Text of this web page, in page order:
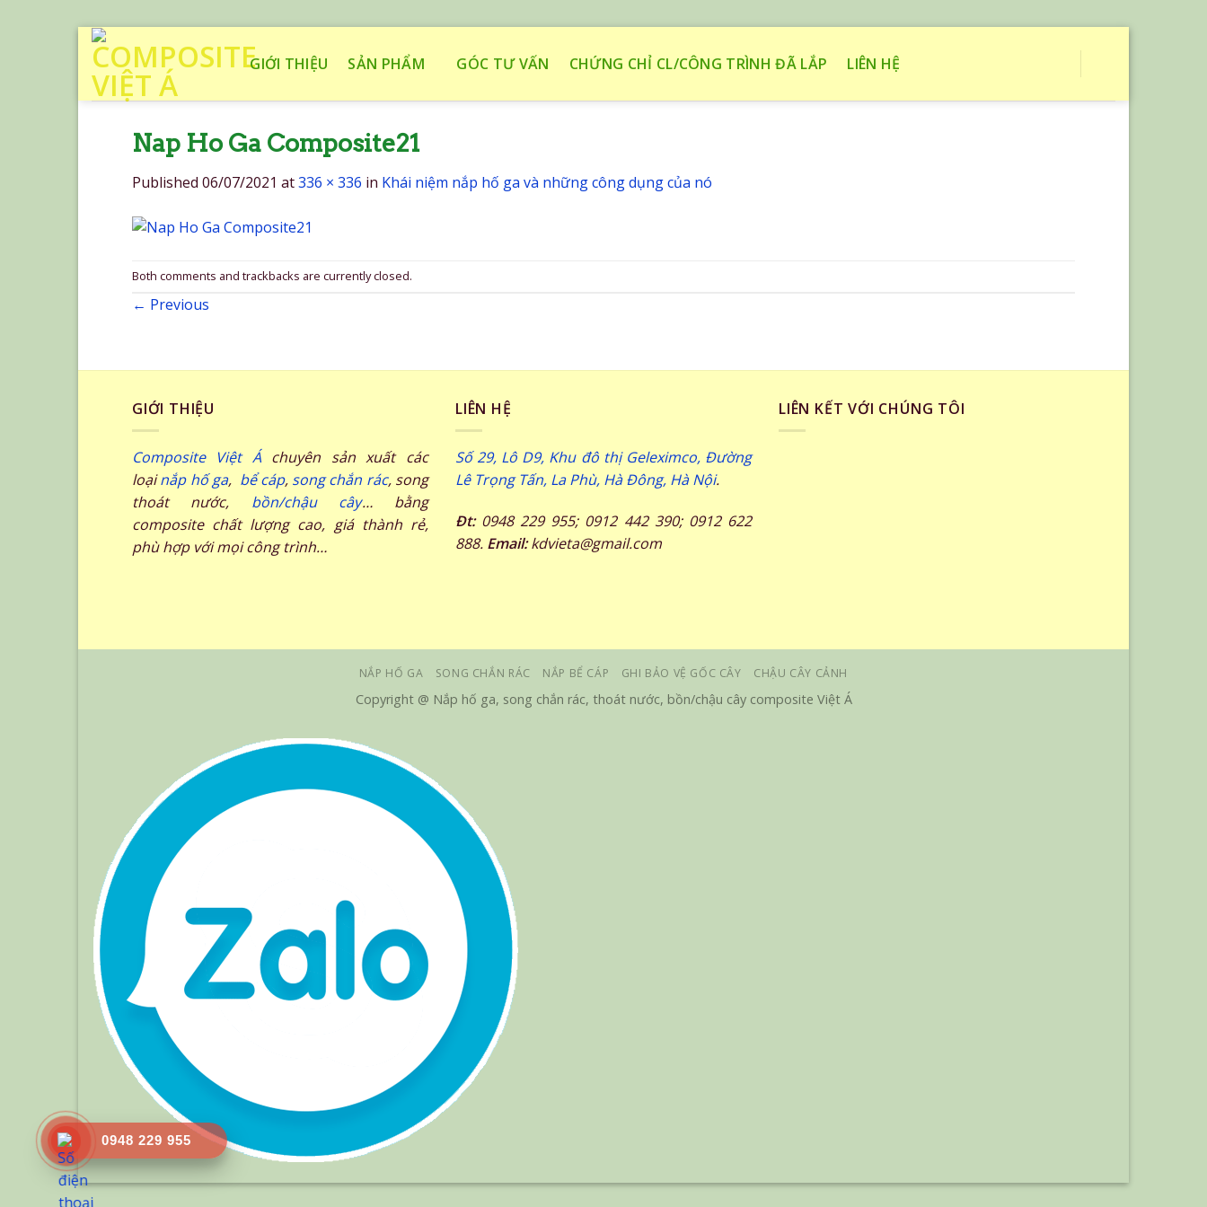
Skip
content
GIỚI THIỆU SẢN PHẨM GÓC TƯ VẤN CHỨNG CHỈ CL/CÔNG TRÌNH ĐÃ LẮP LIÊN HỆ
Nap Ho Ga Composite21
Published 06/07/2021 at336 × 336 in Khái niệm nắp hố ga và những công dụng của nó
Both comments and trackbacks are currently closed.
← Previous
GIỚI THIỆU
Composite Việt Á chuyên sản xuất các
loạinắp hố ga, bể cáp, song chắn rác, song
thoát nước, bồn/chậu cây… bằng
composite chất lượng cao, giá thành rẻ,
phù hợp với mọi công trình…
LIÊN HỆ
Số 29, Lô D9, Khu đô thị Geleximco, Đường
Lê Trọng Tấn, La Phù, Hà Đông, Hà Nội.
Đt:0948 229 955; 0912 442 390; 0912 622
888. Email:kdvieta@gmail.com
LIÊN KẾT VỚI CHÚNG TÔI
NẮP HỐ GA SONG CHẮN RÁC NẮP BỂ CÁP GHI BẢO VỆ GỐC CÂY CHẬU CÂY CẢNH
Copyright @ Nắp hố ga, song chắn rác, thoát nước, bồn/chậu cây composite Việt Á
0948 229 955